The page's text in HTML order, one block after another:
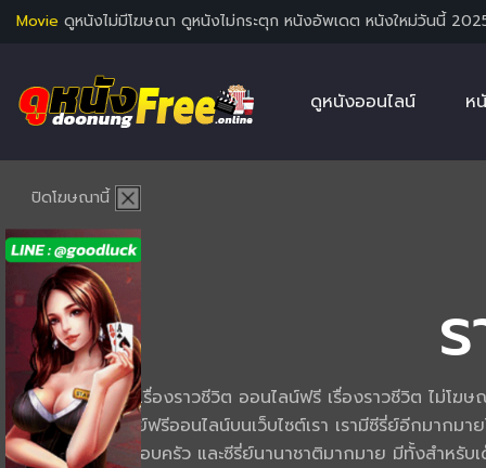
Movie ดูหนังไม่มีโฆษณา ดูหนังไม่กระตุก หนังอัพเดต หนังใหม่วันนี้
ดูหนังออนไลน์ ห
ดูซีรี่ย์เกี่ยวกับ เรื่องราวชีวิต ออนไลน์ฟรี เรื่องราวชีวิต ไม่โฆ
ท่านได้เลือกดูซีรี่ย์ฟรีออนไลน์บนเว็บไซต์เรา เรามีซีรี่ย์อีกมาก
ความรัก ซีรี่ย์ครอบครัว และซีรี่ย์นานาชาติมากมาย มีทั้งสำหรั
ปิดโฆษณานี้